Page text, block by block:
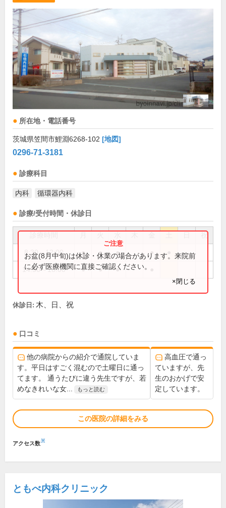
所在地・電話番号
茨城県笠間市鯉淵6268-102 [地図]
0296-71-3181
診療科目
内科 循環器内科
診療/受付時間・休診日
祝
8:30～12:00 ● ● ● ●
14:30～18:00 ● ● ●
お盆(8月中旬)は休診・休業の場合があります。来院前
に必ず医療機関に直接ご確認ください。
×閉じる
休診日: 木、日、祝
口コミ
他の病院からの紹介で通院していま
す。平日はすごく混むので土曜日に通っ
てます。 通うたびに違う先生ですが、若
めなきれいな女...
もっと読む
高血圧で通っ
ていますが、先
生のおかげで安
定しています。
この医院の詳細をみる
アクセス数※
ともべ内科クリニック